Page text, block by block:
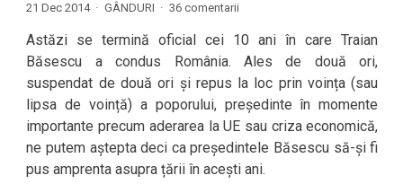
21 Dec 2014 · GÂNDURI · 36 comentarii
Astăzi se termină oficial cei 10 ani în care Traian
Băsescu a condus România. Ales de două ori,
suspendat de două ori și repus la loc prin voința (sau
lipsa de voință) a poporului, președinte în momente
importante precum aderarea la UE sau criza economică,
ne putem aștepta deci ca președintele Băsescu să-și fi
pus amprenta asupra țării în acești ani.